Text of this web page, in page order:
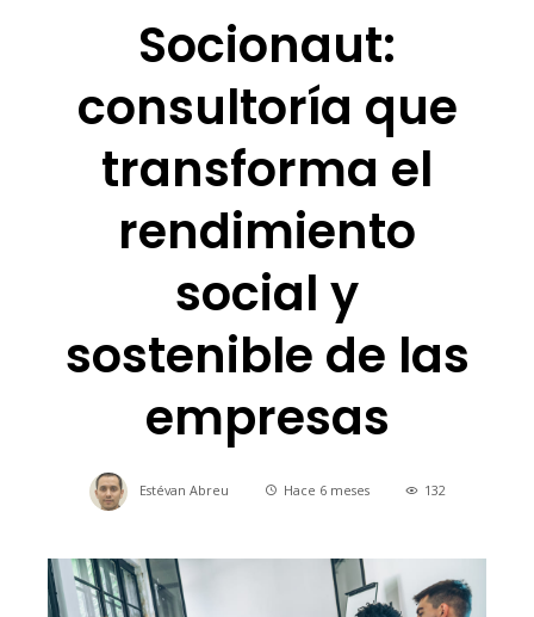
Socionaut:
consultoría que
transforma el
rendimiento
social y
sostenible de las
empresas
Estévan Abreu Hace 6 meses 132